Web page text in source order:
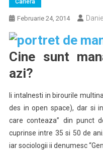
Februarie 24, 2014
Cine sunt
azi?
Ii intalnesti in birourile
des in open space), dar si
care conteaza” din punct
cuprinse intre 35 si 50 de
iar sociologii ii denumesc